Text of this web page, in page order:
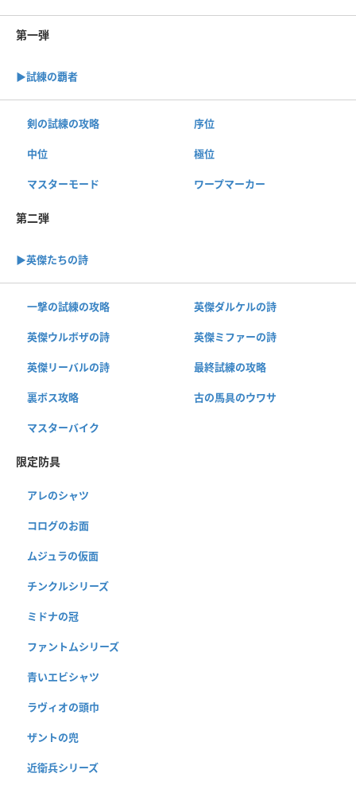
第一弾
▶︎試練の覇者
剣の試練の攻略 序位
中位 極位
マスターモード ワープマーカー
第二弾
▶︎英傑たちの詩
一撃の試練の攻略 英傑ダルケルの詩
英傑ウルボザの詩 英傑ミファーの詩
英傑リーバルの詩 最終試練の攻略
裏ボス攻略 古の馬具のウワサ
マスターバイク
限定防具
アレのシャツ
コログのお面
ムジュラの仮面
チンクルシリーズ
ミドナの冠
ファントムシリーズ
青いエビシャツ
ラヴィオの頭巾
ザントの兜
近衛兵シリーズ